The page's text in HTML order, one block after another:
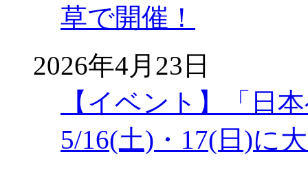
草で開催！
2026年4月23日
【イベント】「日
5/16(土)・17(日)に